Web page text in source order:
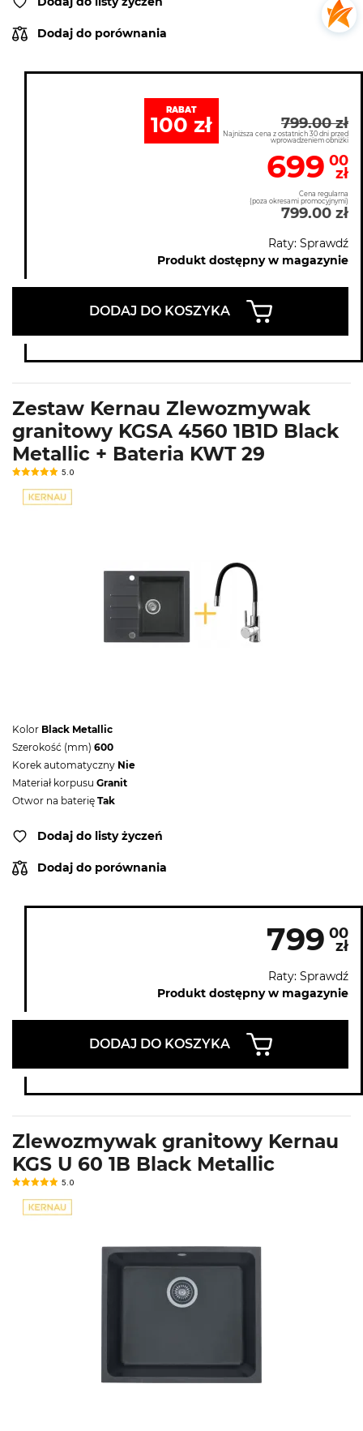
Dodaj do porównania
RABAT
100 zł 799.00 zł
Najniższa cena z ostatnich 30 dni przed
wprowadzeniem obniżki
699 00
zł
Cena regularna
(poza okresami promocyjnymi)
799.00 zł
Raty: Sprawdź
Produkt dostępny w magazynie
DODAJ DO KOSZYKA
Zestaw Kernau Zlewozmywak
granitowy KGSA 4560 1B1D Black
Metallic + Bateria KWT 29
5.0
Kolor Black Metallic
Szerokość (mm) 600
Korek automatyczny Nie
Materiał korpusu Granit
Otwor na baterię Tak
Dodaj do listy życzeń
Dodaj do porównania
799 00
zł
Raty: Sprawdź
Produkt dostępny w magazynie
DODAJ DO KOSZYKA
Zlewozmywak granitowy Kernau
KGS U 60 1B Black Metallic
5.0